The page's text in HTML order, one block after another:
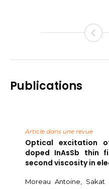
Publications
Article dans une revue
Optical excitation
doped InAsSb thin
second viscosity in
Moreau Antoine, Sakat